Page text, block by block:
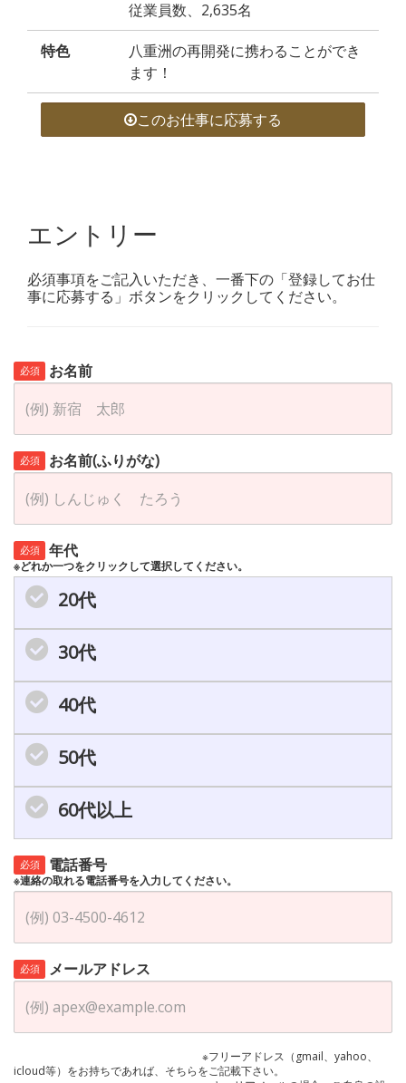
従業員数、2,635名
特色
八重洲の再開発に携わることができ
ます！
このお仕事に応募する
エントリー
必須事項をご記入いただき、一番下の「登録してお仕
事に応募する」ボタンをクリックしてください。
必須 お名前
必須 お名前(ふりがな)
必須 年代
※どれか一つをクリックして選択してください。
20代
30代
40代
50代
60代以上
必須 電話番号
※連絡の取れる電話番号を入力してください。
必須 メールアドレス
※フリーアドレス（gmail、yahoo、
icloud等）をお持ちであれば、そちらをご記載下さい。